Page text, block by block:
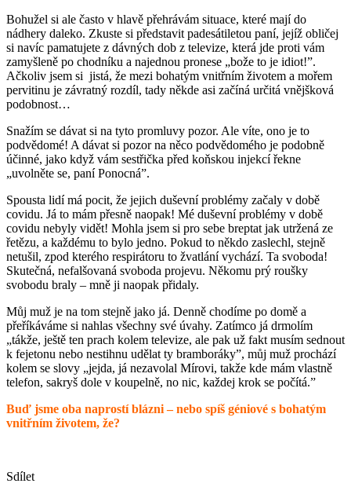
Bohužel si ale často v hlavě přehrávám situace, které mají do
nádhery daleko. Zkuste si představit padesátiletou paní, jejíž obličej
si navíc pamatujete z dávných dob z televize, která jde proti vám
zamyšleně po chodníku a najednou pronese „bože to je idiot!”.
Ačkoliv jsem si jistá, že mezi bohatým vnitřním životem a mořem
pervitinu je závratný rozdíl, tady někde asi začíná určitá vnějšková
podobnost…
Snažím se dávat si na tyto promluvy pozor. Ale víte, ono je to
podvědomé! A dávat si pozor na něco podvědomého je podobně
účinné, jako když vám sestřička před koňskou injekcí řekne
„uvolněte se, paní Ponocná”.
Spousta lidí má pocit, že jejich duševní problémy začaly v době
covidu. Já to mám přesně naopak! Mé duševní problémy v době
covidu nebyly vidět! Mohla jsem si pro sebe breptat jak utržená ze
řetězu, a každému to bylo jedno. Pokud to někdo zaslechl, stejně
netušil, zpod kterého respirátoru to žvatlání vychází. Ta svoboda!
Skutečná, nefalšovaná svoboda projevu. Někomu prý roušky
svobodu braly – mně ji naopak přidaly.
Můj muž je na tom stejně jako já. Denně chodíme po domě a
přeříkáváme si nahlas všechny své úvahy. Zatímco já drmolím
„tákže, ještě ten prach kolem televize, ale pak už fakt musím sednout
k fejetonu nebo nestihnu udělat ty bramboráky”, můj muž prochází
kolem se slovy „jejda, já nezavolal Mírovi, takže kde mám vlastně
telefon, sakryš dole v koupelně, no nic, každej krok se počítá.”
Buď jsme oba naprostí blázni – nebo spíš géniové s bohatým
vnitřním životem, že?
Sdílet